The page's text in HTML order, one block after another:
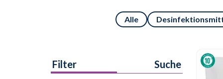
Alle
Filter Suche